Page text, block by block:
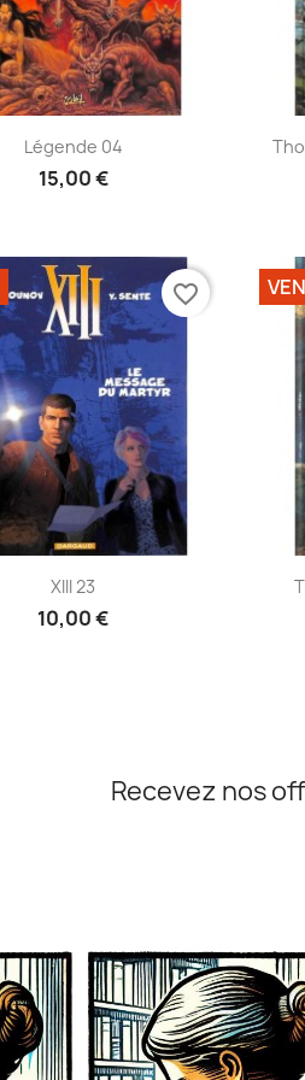
Aperçu rapide
Légende 04
15,00 €
Aperçu rapide
XIII 23
10,00 €
favorite_border
Recevez nos